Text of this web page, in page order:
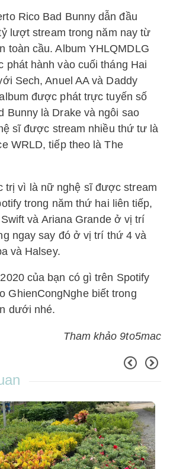
Rico Bad Bunny dẫn đầu
lượt stream trong năm nay từ
toàn cầu. Album YHLQMDLG
phát hành vào cuối tháng Hai
Sech, Anuel AA và Daddy
được phát trực tuyến số
Bunny là Drake và ngôi sao
sĩ được stream nhiều thứ tư là
WRLD, tiếp theo là The
trị vì là nữ nghệ sĩ được stream
trong năm thứ hai liên tiếp,
và Ariana Grande ở vị trí
ngay say đó ở vị trí thứ 4 và
và Halsey.
của bạn có gì trên Spotify
GhienCongNghe biết trong
dưới nhé.
Tham khảo 9to5mac